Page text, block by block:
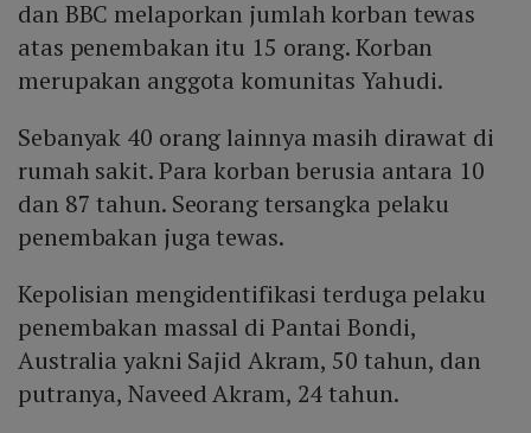
dan BBC melaporkan jumlah korban tewas
atas penembakan itu 15 orang. Korban
merupakan anggota komunitas Yahudi.
Sebanyak 40 orang lainnya masih dirawat di
rumah sakit. Para korban berusia antara 10
dan 87 tahun. Seorang tersangka pelaku
penembakan juga tewas.
Kepolisian mengidentifikasi terduga pelaku
penembakan massal di Pantai Bondi,
Australia yakni Sajid Akram, 50 tahun, dan
putranya, Naveed Akram, 24 tahun.